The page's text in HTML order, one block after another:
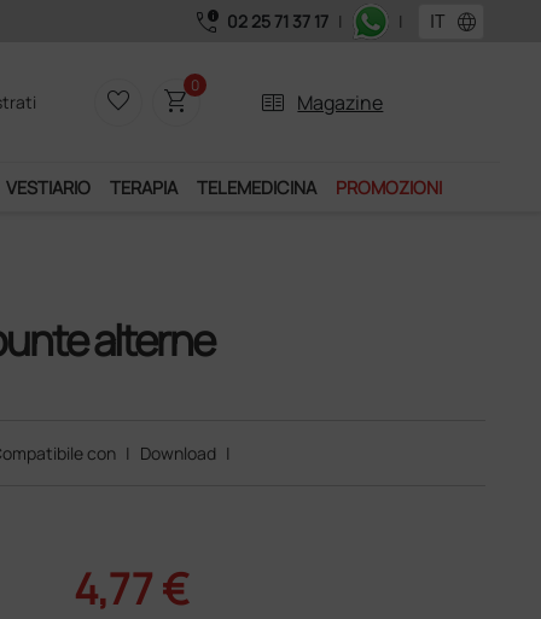
call_quality 02 25 71 37 17 | | language
favorite_border shopping_cart0
two_pager Magazine
VESTIARIO TERAPIA TELEMEDICINA PROMOZIONI
alterne
con | Download |
4,77 €